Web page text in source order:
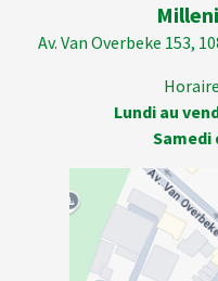
Av. Van Overbeke 153,
Lundi au
Samedi